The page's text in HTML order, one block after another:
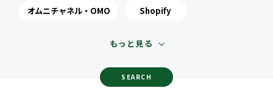
オムニチャネル・OMO Shopify
もっと見る
SEARCH